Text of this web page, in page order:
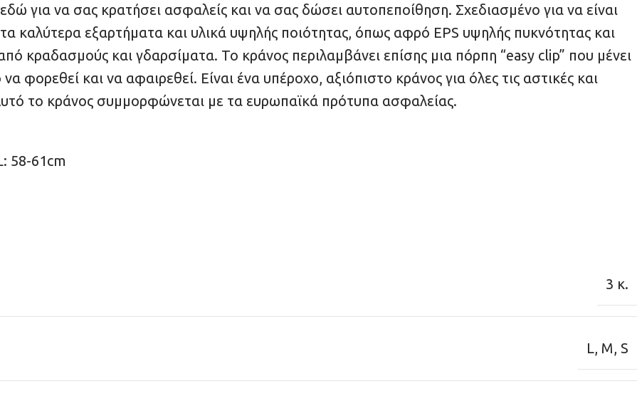
για να σας κρατήσει ασφαλείς και να σας δώσει αυτοπεποίθηση. Σχεδιασμένο για να είναι
καλύτερα εξαρτήματα και υλικά υψηλής ποιότητας, όπως αφρό EPS υψηλής πυκνότητας και
κραδασμούς και γδαρσίματα. Το κράνος περιλαμβάνει επίσης μια πόρπη “easy clip” που μένει
φορεθεί και να αφαιρεθεί. Είναι ένα υπέροχο, αξιόπιστο κράνος για όλες τις αστικές και
το κράνος συμμορφώνεται με τα ευρωπαϊκά πρότυπα ασφαλείας.
58-61cm
3 κ.
L, M, S